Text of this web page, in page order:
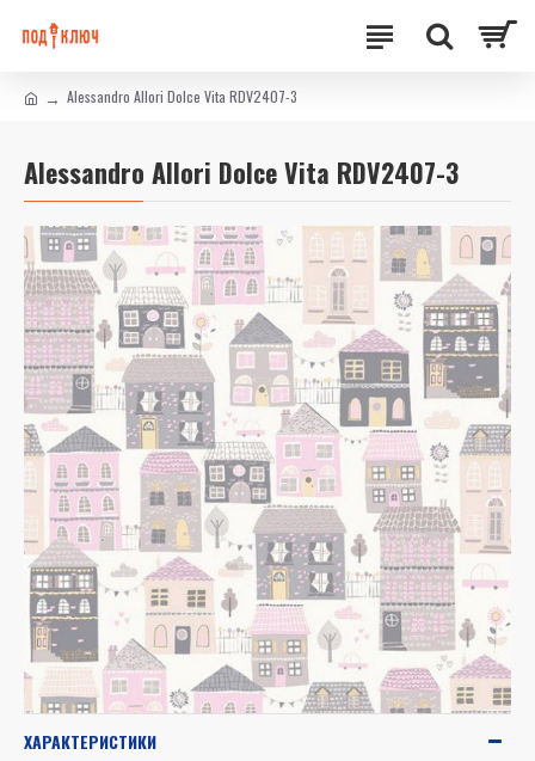
Alessandro Allori Dolce Vita RDV2407-3
Alessandro Allori Dolce Vita RDV2407-3
ХАРАКТЕРИСТИКИ